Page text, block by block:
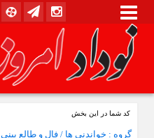
کد شما در این بخش
گروه : خواندنی ها / فال و طالع بینی